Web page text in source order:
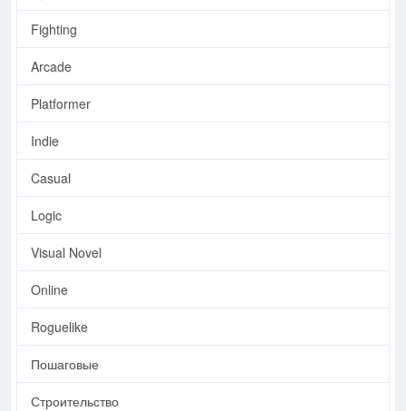
Fighting
Arcade
Platformer
Indie
Casual
Logic
Visual Novel
Online
Roguelike
Пошаговые
Строительство